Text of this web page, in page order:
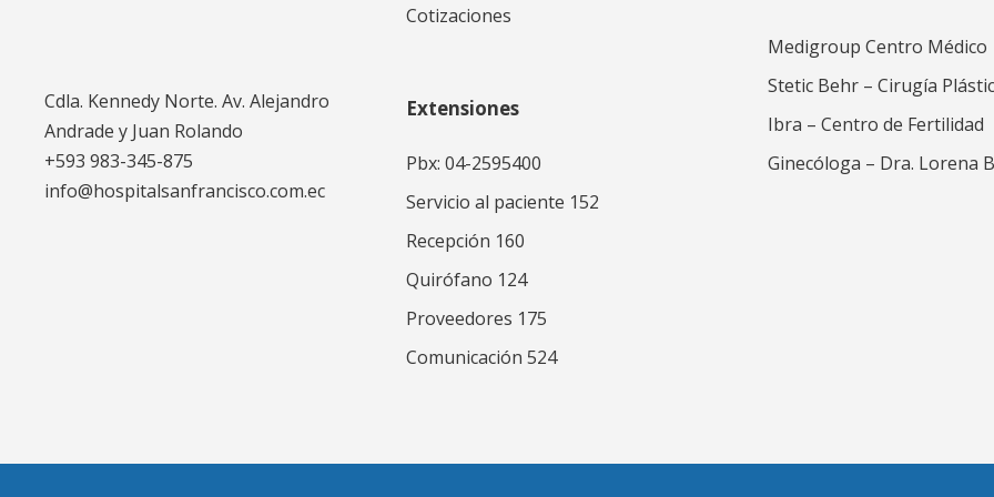
Cdla. Kennedy Norte. Av. Alejandro
Andrade y Juan Rolando
+593 983-345-875
info@hospitalsanfrancisco.com.ec
Cotizaciones
Extensiones
Pbx: 04-2595400
Servicio al paciente 152
Recepción 160
Quirófano 124
Proveedores 175
Comunicación 524
Medigroup Centro Médico
Stetic Behr – Cirugía
Ibra – Centro de Fertilidad
Ginecóloga – Dra. Lorena